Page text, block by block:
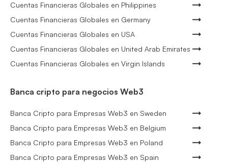
Cuentas Financieras Globales en Philippines
Cuentas Financieras Globales en Germany
Cuentas Financieras Globales en USA
Cuentas Financieras Globales en United Arab Emirates
Cuentas Financieras Globales en Virgin Islands
Banca cripto para negocios Web3
Banca Cripto para Empresas Web3 en Sweden
Banca Cripto para Empresas Web3 en Belgium
Banca Cripto para Empresas Web3 en Poland
Banca Cripto para Empresas Web3 en Spain